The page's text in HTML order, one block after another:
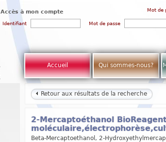
Accès à mon compte Mot de
Identifiant Mot de passe
Accueil Qui sommes-nous?
Retour aux résultats de la recherche
2-Mercaptoéthanol
Beta-Mercaptoethanol, 2-